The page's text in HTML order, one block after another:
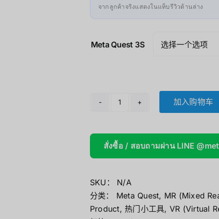
จากลูกค้าจริงแสดงในแท็บรีวิวด้านล่าง
Meta Quest 3S
Meta
3S
数
量
加入购物车
สั่งซื้อ / สอบถามผ่าน LINE
SKU： N/A
分类： Meta Quest, MR (Mixed
Product, 热门小工具, VR (Virtual